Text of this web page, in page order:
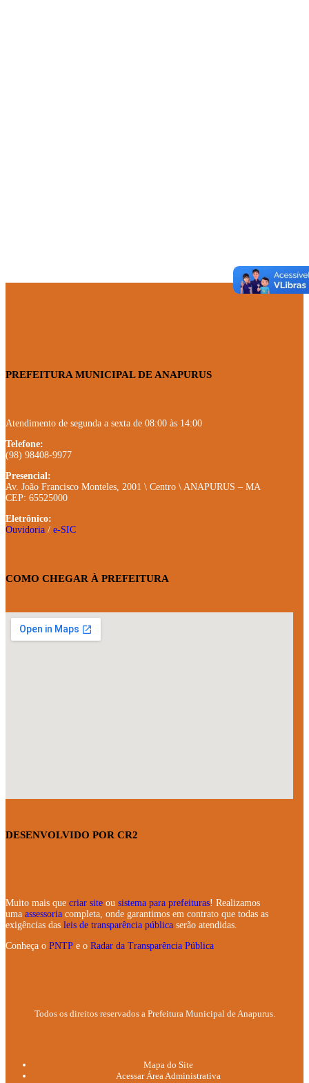
PREFEITURA MUNICIPAL DE ANAPURUS
Atendimento de segunda a sexta de 08:00 às 14:00
Telefone:
(98) 98408-9977
Presencial:
Av. João Francisco Monteles, 2001 \ Centro \ ANAPURUS – MA
CEP: 65525000
Eletrônico:
Ouvidoria / e-SIC
COMO CHEGAR À PREFEITURA
DESENVOLVIDO POR CR2
Muito mais que criar site ou sistema para prefeituras! Realizamos
uma assessoria completa, onde garantimos em contrato que todas as
exigências das leis de transparência pública serão atendidas.
Conheça o PNTP e o Radar da Transparência Pública
Todos os direitos reservados a Prefeitura Municipal de Anapurus.
Mapa do Site
Acessar Área Administrativa